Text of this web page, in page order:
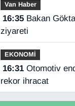
Van Haber
16:35Bakan Göktaş'tan Van
ziyareti
EKONOMİ
16:31Otomotiv endüstrisinden
rekor ihracat